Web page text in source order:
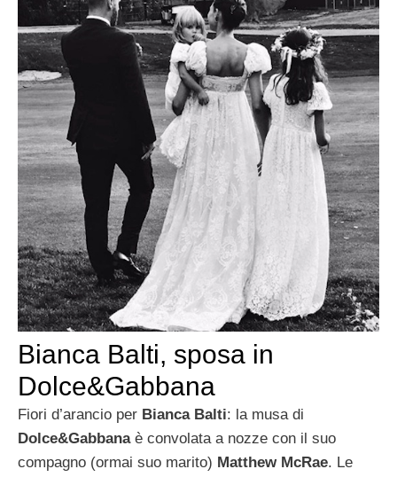
Bianca Balti, sposa in
Dolce&Gabbana
Fiori d’arancio per Bianca Balti: la musa di
Dolce&Gabbanaè convolata a nozze con il suo
compagno (ormai suo marito) Matthew McRae. Le